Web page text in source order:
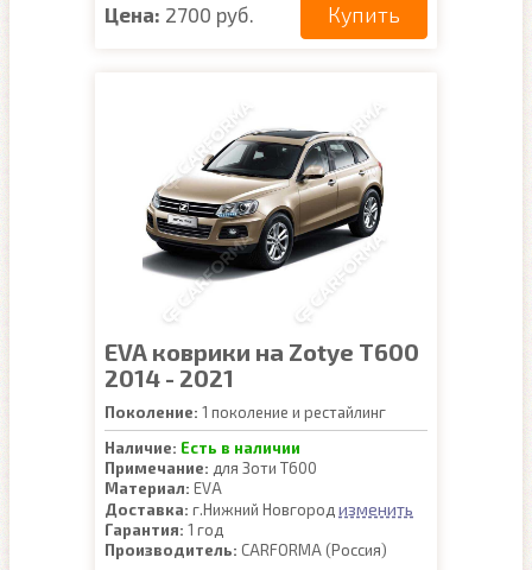
Цена: 2700 руб. Купить
EVA коврики на Zotye T600
2014 - 2021
Поколение: 1 поколение и рестайлинг
Наличие: Есть в наличии
Примечание: для Зоти Т600
Материал: EVA
Доставка: г.Нижний Новгород изменить
Гарантия: 1 год
Производитель: CARFORMA (Россия)